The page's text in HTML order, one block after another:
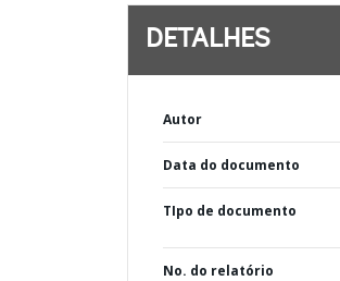
DETALHES
Autor
Data do documento
TIpo de documento
No. do relatório